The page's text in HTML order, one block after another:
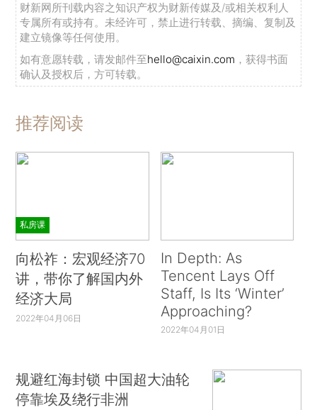
财新网所刊载内容之知识产权为财新传媒及/或相关权利人
专属所有或持有。未经许可，禁止进行转载、摘编、复制及
建立镜像等任何使用。
如有意愿转载，请发邮件至hello@caixin.com ，获得书面
确认及授权后，方可转载。
推荐阅读
私房课
向松祚：宏观经济70
讲，带你了解国内外
经济大局
2022年04月06日
In Depth: As
Tencent Lays Off
Staff, Is Its ‘Winter’
Approaching?
2022年04月01日
规避红海封锁 中国超大油轮
停靠埃及绕行非洲